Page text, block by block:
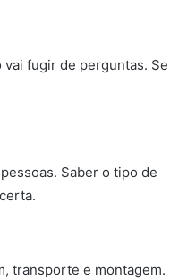
fugir de perguntas. Se
Saber o tipo de
transporte e montagem.